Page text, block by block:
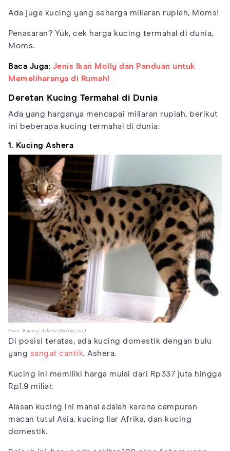
Ada juga kucing yang seharga miliaran rupiah, Moms!
Penasaran? Yuk, cek harga kucing termahal di dunia,
Moms.
Baca Juga: Jenis Ikan Molly dan Panduan untuk
Memeliharanya di Rumah!
Deretan Kucing Termahal di Dunia
Ada yang harganya mencapai miliaran rupiah, berikut
ini beberapa kucing termahal di dunia:
1. Kucing Ashera
Foto: Kucing Ashera (kucing.biz)
Di posisi teratas, ada kucing domestik dengan bulu
yang sangat cantik, Ashera.
Kucing ini memiliki harga mulai dari Rp337 juta hingga
Rp1,9 miliar.
Alasan kucing ini mahal adalah karena campuran
macan tutul Asia, kucing liar Afrika, dan kucing
domestik.